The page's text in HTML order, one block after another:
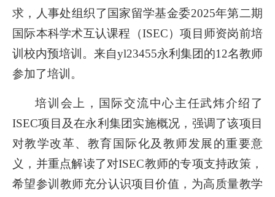
求，人事处组织了国家留学基金委2025年第二期
国际本科学术互认课程（ISEC）项目师资岗前培
训校内预培训。来自yl23455永利集团的12名教师
参加了培训。
培训会上，国际交流中心主任武炜介绍了
ISEC项目及在永利集团实施概况，强调了该项目
对教学改革、教育国际化及教师发展的重要意
义，并重点解读了对ISEC教师的专项支持政策，
希望参训教师充分认识项目价值，为高质量教学